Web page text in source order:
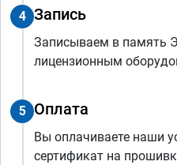
4 Запись
Записываем в память
лицензионным
5 Оплата
Вы оплачиваете наши
сертификат на